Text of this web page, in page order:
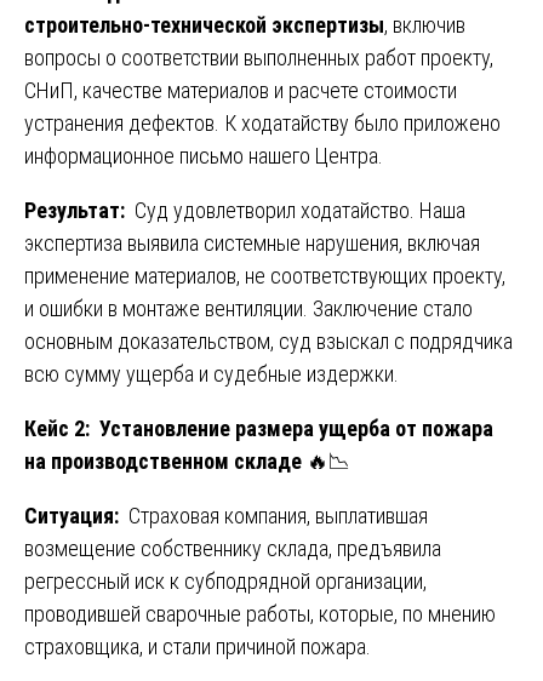
строительно-технической экспертизы, включив
вопросы о соответствии выполненных работ проекту,
СНиП, качестве материалов и расчете стоимости
устранения дефектов. К ходатайству было приложено
информационное письмо нашего Центра.
Результат: Суд удовлетворил ходатайство. Наша
экспертиза выявила системные нарушения, включая
применение материалов, не соответствующих проекту,
и ошибки в монтаже вентиляции. Заключение стало
основным доказательством, суд взыскал с подрядчика
всю сумму ущерба и судебные издержки.
Кейс 2: Установление размера ущерба от пожара
на производственном складе 🔥📉
Ситуация: Страховая компания, выплатившая
возмещение собственнику склада, предъявила
регрессный иск к субподрядной организации,
проводившей сварочные работы, которые, по мнению
страховщика, и стали причиной пожара.